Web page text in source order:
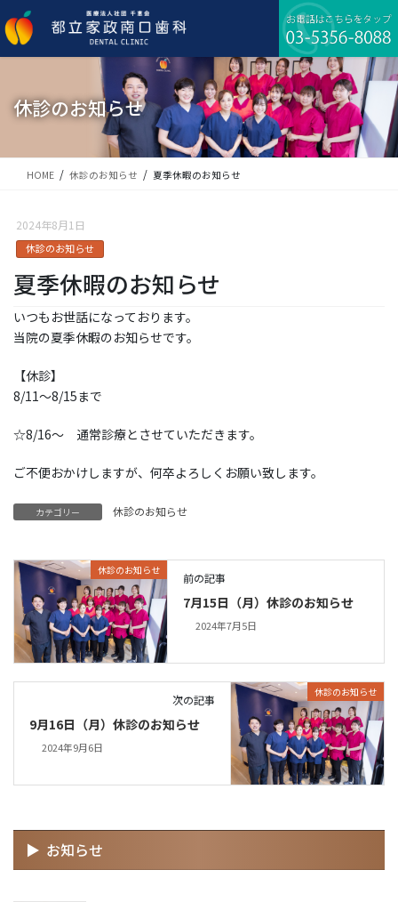
ン
テ
ビ
ゲ
移
休診のお知らせ
HOME 休診のお知らせ 夏季休暇のお知らせ
2024年8月1日
休診のお知らせ
夏季休暇のお知らせ
いつもお世話になっております。
当院の夏季休暇のお知らせです。
【休診】
8/11～8/15まで
☆8/16～ 通常診療とさせていただきます。
ご不便おかけしますが、何卒よろしくお願い致します。
カテゴリー 休診のお知らせ
休診のお知らせ
前の記事
7月15日（月）休診のお知らせ
2024年7月5日
休診のお知らせ
次の記事
9月16日（月）休診のお知らせ
2024年9月6日
お知らせ